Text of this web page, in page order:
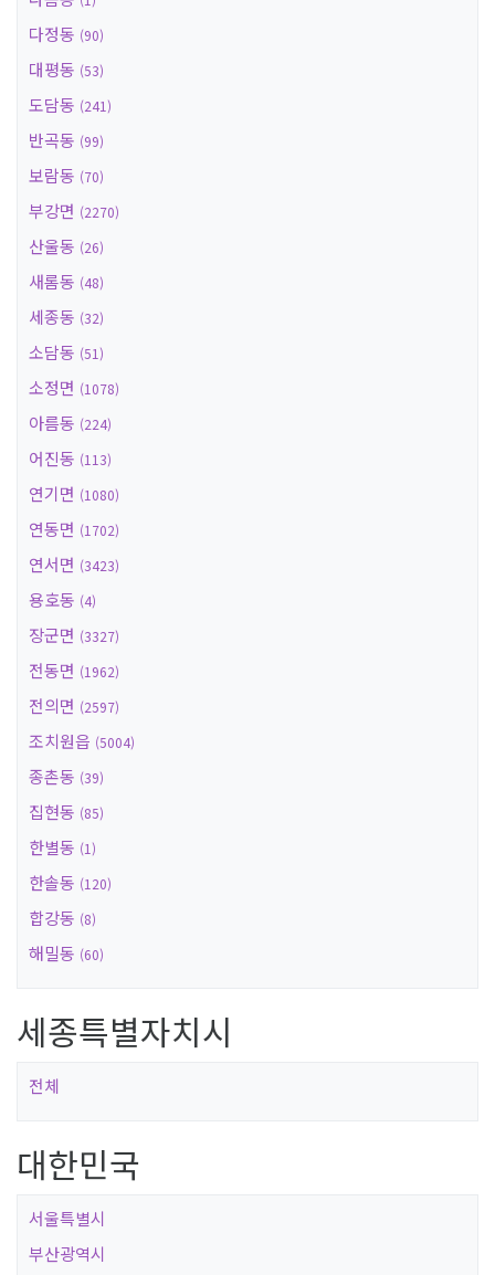
다정동 (90)
대평동 (53)
도담동 (241)
반곡동 (99)
보람동 (70)
부강면 (2270)
산울동 (26)
새롬동 (48)
세종동 (32)
소담동 (51)
소정면 (1078)
아름동 (224)
어진동 (113)
연기면 (1080)
연동면 (1702)
연서면 (3423)
용호동 (4)
장군면 (3327)
전동면 (1962)
전의면 (2597)
조치원읍 (5004)
종촌동 (39)
집현동 (85)
한별동 (1)
한솔동 (120)
합강동 (8)
해밀동 (60)
세종특별자치시
전체
대한민국
서울특별시
부산광역시